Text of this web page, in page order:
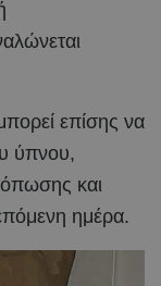
επίσης να
ύπνου,
και
ημέρα.